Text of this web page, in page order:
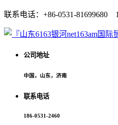
联系电话：+86-0531-81699680
公司地址
中国，山东，济南
联系电话
186-0531-2460